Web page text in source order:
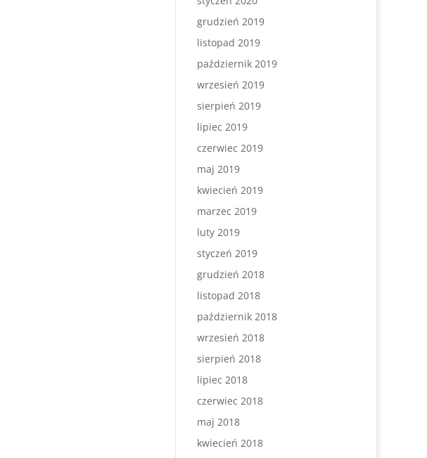
grudzień 2019
listopad 2019
październik 2019
wrzesień 2019
sierpień 2019
lipiec 2019
czerwiec 2019
maj 2019
kwiecień 2019
marzec 2019
luty 2019
styczeń 2019
grudzień 2018
listopad 2018
październik 2018
wrzesień 2018
sierpień 2018
lipiec 2018
czerwiec 2018
maj 2018
kwiecień 2018